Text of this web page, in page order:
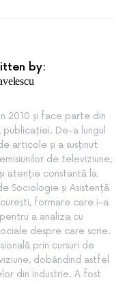
by:
2010 și face parte din
De-a lungul
articole și a susținut
de televiziune,
atenție constantă la
Sociologie și Asistență
formare care i-a
a analiza cu
despre care scrie.
prin cursuri de
dobândind astfel
din industrie. A fost